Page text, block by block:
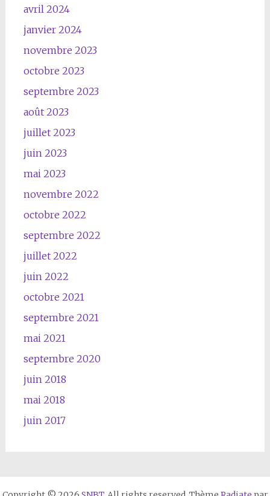
avril 2024
janvier 2024
novembre 2023
octobre 2023
septembre 2023
août 2023
juillet 2023
juin 2023
mai 2023
novembre 2022
octobre 2022
septembre 2022
juillet 2022
juin 2022
octobre 2021
septembre 2021
mai 2021
septembre 2020
juin 2018
mai 2018
juin 2017